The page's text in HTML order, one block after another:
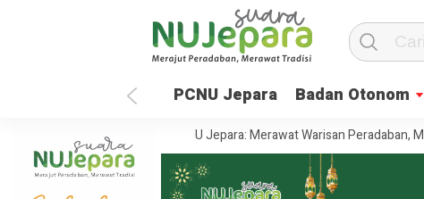
PCNU Jepara Badan Otonom
35 Tahun UNISNU Jepara: Merawat Warisan Peradaban,